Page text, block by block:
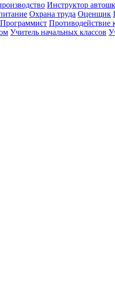
Инструктор
Охрана труда Оценщик
Программист Противодействие
Учитель начальных классов